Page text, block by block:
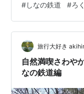
が・・・。逆光で
影は、テクノさか
三脚を使用して動
となりました。た
もう少し太陽の高
2634M 1633M 試
#しなの鉄道 #ろ
旅行大好き
自然満喫さわやか信州旅 夜景と
なの鉄道編